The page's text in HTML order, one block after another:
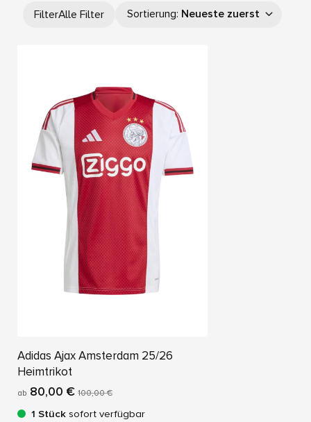
a
FilterAlle Filter Sortierung: Neueste zuerst
Adidas Ajax Amsterdam 25/26
Heimtrikot
ab 80,00 € 100,00 €
1 Stück sofort verfügbar